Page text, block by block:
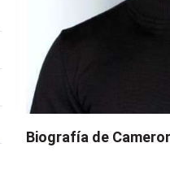
Biografía de